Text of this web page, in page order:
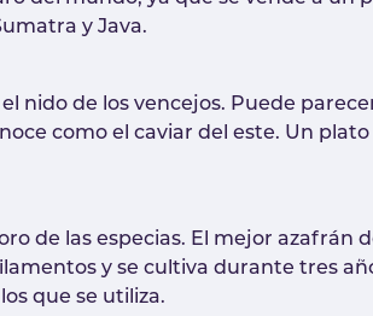
y Java.
nido de los vencejos. Puede
como el caviar del este. Un
de las especias. El mejor
y se cultiva durante tres
que se utiliza.